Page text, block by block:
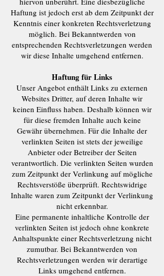
Haftung ist jedoch erst ab dem Zeitpunkt der
Kenntnis einer konkreten Rechtsverletzung
möglich. Bei Bekanntwerden von
entsprechenden Rechtsverletzungen werden
wir diese Inhalte umgehend entfernen.
Haftung für Links
Unser Angebot enthält Links zu externen
Websites Dritter, auf deren Inhalte wir
keinen Einfluss haben. Deshalb können wir
für diese fremden Inhalte auch keine
Gewähr übernehmen. Für die Inhalte der
verlinkten Seiten ist stets der jeweilige
Anbieter oder Betreiber der Seiten
verantwortlich. Die verlinkten Seiten wurden
zum Zeitpunkt der Verlinkung auf mögliche
Rechtsverstöße überprüft. Rechtswidrige
Inhalte waren zum Zeitpunkt der Verlinkung
nicht erkennbar.
Eine permanente inhaltliche Kontrolle der
verlinkten Seiten ist jedoch ohne konkrete
Anhaltspunkte einer Rechtsverletzung nicht
zumutbar. Bei Bekanntwerden von
Rechtsverletzungen werden wir derartige
Links umgehend entfernen.